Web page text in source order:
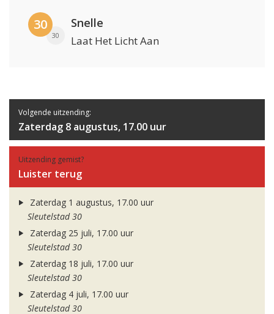
30
30
Snelle
Laat Het Licht Aan
Volgende uitzending:
Zaterdag 8 augustus, 17.00 uur
Uitzending gemist?
Luister terug
Zaterdag 1 augustus, 17.00 uur
Sleutelstad 30
Zaterdag 25 juli, 17.00 uur
Sleutelstad 30
Zaterdag 18 juli, 17.00 uur
Sleutelstad 30
Zaterdag 4 juli, 17.00 uur
Sleutelstad 30